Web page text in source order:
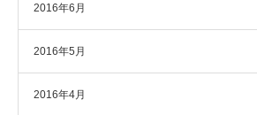
2016年6月
2016年5月
2016年4月